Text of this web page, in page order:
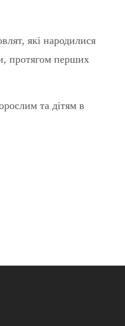
які народилися
протягом перших
та дітям в